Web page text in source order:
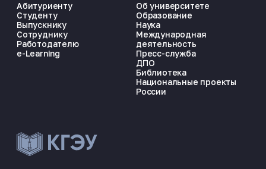
ЭНЕРГОКОД — ПОМОЩНИК КГЭУ
Абитуриенту
Студенту
Выпускнику
Сотруднику
Работодателю
e-Learning
Об университете
Образование
Наука
Международная
деятельность
Пресс-служба
ДПО
Библиотека
Национальные проекты
России